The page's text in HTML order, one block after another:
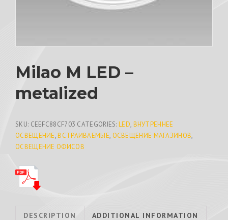
Milao M LED –
metalized
SKU: CEEFC88CF703 CATEGORIES:LED, ВНУТРЕННЕЕ
ОСВЕЩЕНИЕ,ВСТРАИВАЕМЫЕ, ОСВЕЩЕНИЕ МАГАЗИНОВ,
ОСВЕЩЕНИЕ ОФИСОВ
DESCRIPTION ADDITIONAL INFORMATION